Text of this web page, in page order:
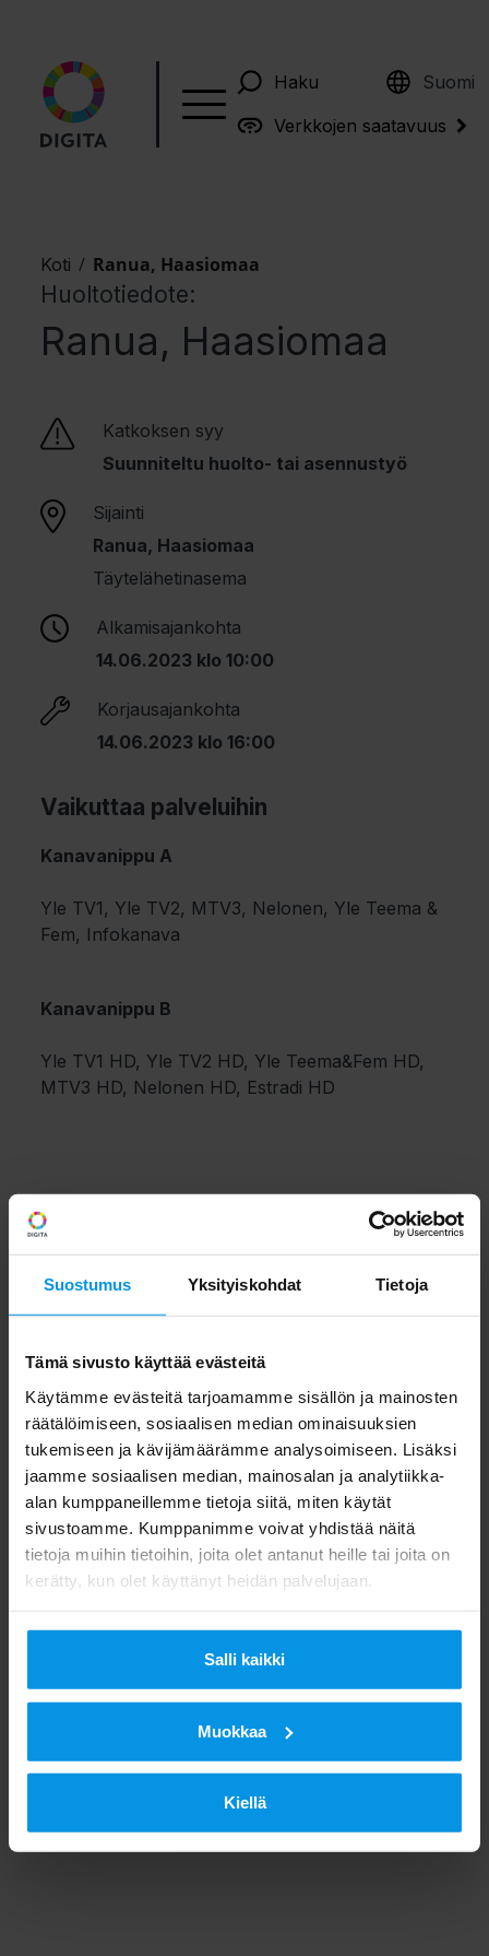
Suostumus Yksityiskohdat Tietoja
Tämä sivusto käyttää evästeitä
Käytämme evästeitä tarjoamamme sisällön ja mainosten
räätälöimiseen, sosiaalisen median ominaisuuksien
tukemiseen ja kävijämäärämme analysoimiseen. Lisäksi
jaamme sosiaalisen median, mainosalan ja analytiikka-
alan kumppaneillemme tietoja siitä, miten käytät
sivustoamme. Kumppanimme voivat yhdistää näitä
tietoja muihin tietoihin, joita olet antanut heille tai joita on
kerätty, kun olet käyttänyt heidän palvelujaan.
Salli kaikki
Muokkaa
Kiellä
Haku Suomi
English
Verkkojen saatavuus
Koti / Ranua, Haasiomaa
Huoltotiedote:
Ranua, Haasiomaa
Katkoksen syy
Suunniteltu huolto- tai asennustyö
Sijainti
Ranua, Haasiomaa
Täytelähetinasema
Alkamisajankohta
14.06.2023 klo 10:00
Korjausajankohta
14.06.2023 klo 16:00
Vaikuttaa palveluihin
Kanavanippu A
Yle TV1, Yle TV2, MTV3, Nelonen, Yle Teema &
Fem, Infokanava
Kanavanippu B
Yle TV1 HD, Yle TV2 HD, Yle Teema&Fem HD,
MTV3 HD, Nelonen HD, Estradi HD